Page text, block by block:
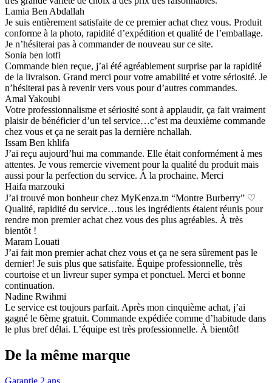
Lamia Ben Abdallah
Je suis entièrement satisfaite de ce premier achat chez vous. Produit
conforme à la photo, rapidité d’expédition et qualité de l’emballage.
Je n’hésiterai pas à commander de nouveau sur ce site.
Sonia ben lotfi
Commande bien reçue, j’ai été agréablement surprise par la rapidité
de la livraison. Grand merci pour votre amabilité et votre sériosité. Je
n’hésiterai pas à revenir vers vous pour d’autres commandes.
Amal Yakoubi
Votre professionnalisme et sériosité sont à applaudir, ça fait vraiment
plaisir de bénéficier d’un tel service…c’est ma deuxième commande
chez vous et ça ne serait pas la dernière nchallah.
Issam Ben khlifa
J’ai reçu aujourd’hui ma commande. Elle était conformément à mes
attentes. Je vous remercie vivement pour la qualité du produit mais
aussi pour la perfection du service. À la prochaine. Merci
Haifa marzouki
J’ai trouvé mon bonheur chez MyKenza.tn “Montre Burberry” ♡
Qualité, rapidité du service…tous les ingrédients étaient réunis pour
rendre mon premier achat chez vous des plus agréables. À très
bientôt !
Maram Louati
J’ai fait mon premier achat chez vous et ça ne sera sûrement pas le
dernier! Je suis plus que satisfaite. Équipe professionnelle, très
courtoise et un livreur super sympa et ponctuel. Merci et bonne
continuation.
Nadine Rwihmi
Le service est toujours parfait. Après mon cinquième achat, j’ai
gagné le 6ème gratuit. Commande expédiée comme d’habitude dans
le plus bref délai. L’équipe est très professionnelle. À bientôt!
De la même marque
Garantie 2 ans